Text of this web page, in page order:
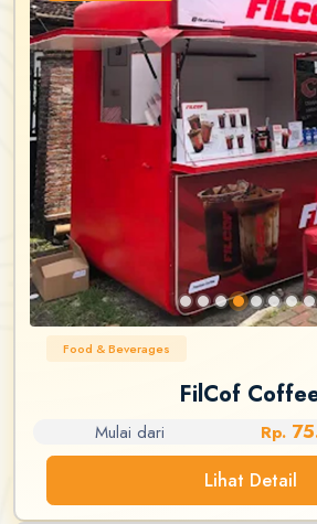
Food & Beverages
FilCof
Mulai dari Rp.
Lihat Detail